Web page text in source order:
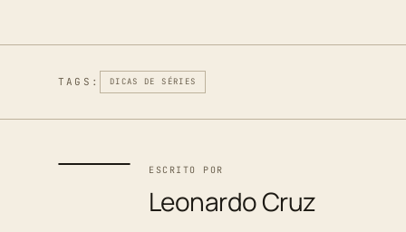
TAGS: DICAS DE SÉRIES
ESCRITO POR
Leonardo Cruz